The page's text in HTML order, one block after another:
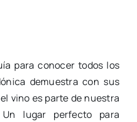
para conocer todos los
demuestra con sus
vino es parte de nuestra
lugar perfecto para